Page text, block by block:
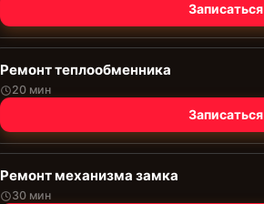
Записаться
Ремонт теплообменника
20 мин
Записаться
Ремонт механизма замка
30 мин